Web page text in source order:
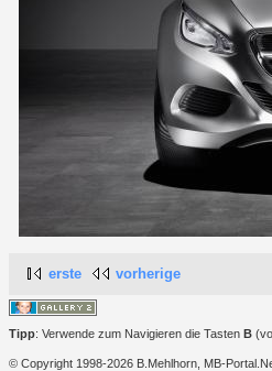
erste vorherige
Tipp: Verwende zum Navigieren die Tasten B
© Copyright 1998-2026 B.Mehlhorn, MB-